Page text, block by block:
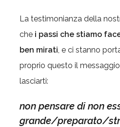
La testimonianza della
che i passi che stiamo
ben mirati, e ci stanno
proprio questo il
lasciarti:
non pensare di non
grande/preparato/